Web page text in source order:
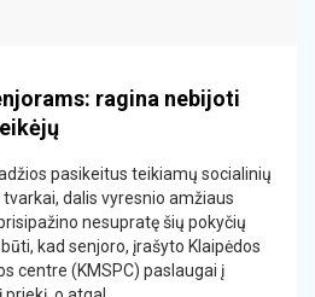
ragina nebijoti
pasikeitus teikiamų socialinių
dalis vyresnio amžiaus
nesupratę šių pokyčių
kad senjoro, įrašyto Klaipėdos
centre (KMSPC) paslaugai į